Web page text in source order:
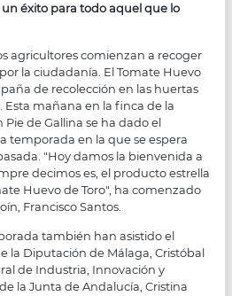
éxito para todo aquel que lo
agricultores comienzan a recoger
la ciudadanía. El Tomate Huevo
de recolección en las huertas
Esta mañana en la finca de la
de Gallina se ha dado el
temporada en la que se espera
"Hoy damos la bienvenida a
decimos es, el producto estrella
Huevo de Toro", ha comenzado
Francisco Santos.
también han asistido el
la Diputación de Málaga, Cristóbal
de Industria, Innovación y
la Junta de Andalucía, Cristina